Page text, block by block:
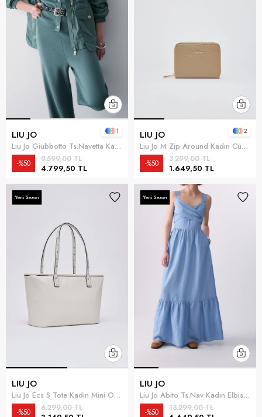
LIU JO
Liu Jo Giubbotto Ts.Navetta Kadın Mont
4.799,50 TL
9.599,00 TL
%50
1 LIU JO
Liu Jo M Zip Around Kadın Cüzdan Vizon
1.649,50 TL
3.299,00 TL
%50
2
LIU JO
Liu Jo Ecs S Tote Kadın Mini Omuz Çantası Krem
6.299,00 TL
%50
LIU JO
Liu Jo Abito Ts.Nav Kadın Elbise Çok Renkli
13.299,00 TL
%50